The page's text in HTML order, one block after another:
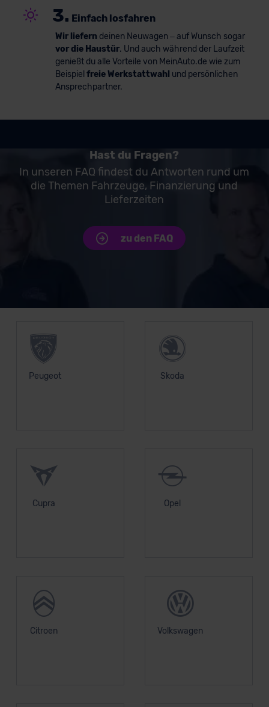
3. Einfach losfahren
Wir liefern deinen Neuwagen – auf Wunsch sogar
vor die Haustür. Und auch während der Laufzeit
genießt du alle Vorteile von MeinAuto.de wie zum
Beispiel freie Werkstattwahl und persönlichen
Ansprechpartner.
Hast du Fragen?
In unseren FAQ findest du Antworten rund um
die Themen Fahrzeuge, Finanzierung und
Lieferzeiten
zu den FAQ
Peugeot Skoda
Cupra Opel
Citroen Volkswagen